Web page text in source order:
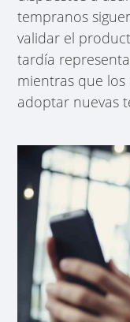
tempranos
validar el
tardía
mientras que
adoptar nuevas